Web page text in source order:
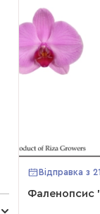
Відправка з
Фаленопсис